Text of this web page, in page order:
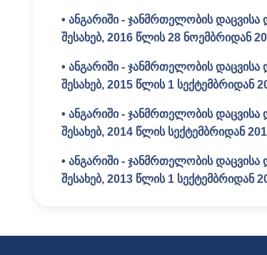
• ანგარიში - ჯანმრთელობის
შესახებ, 2016 წლის 28 ნოემბრიდან
• ანგარიში - ჯანმრთელობის
შესახებ, 2015 წლის 1 სექტემბრიდან
• ანგარიში - ჯანმრთელობის
შესახებ, 2014 წლის სექტემბრიდან
• ანგარიში - ჯანმრთელობის
შესახებ, 2013 წლის 1 სექტემბრიდან